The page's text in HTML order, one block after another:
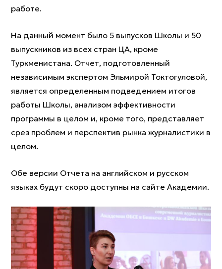
работе.
На данный момент было 5 выпусков Школы и 50
выпускников из всех стран ЦА, кроме
Туркменистана. Отчет, подготовленный
независимым экспертом Эльмирой Токтогуловой,
является определенным подведением итогов
работы Школы, анализом эффективности
программы в целом и, кроме того, представляет
срез проблем и перспектив рынка журналистики в
целом.
Обе версии Отчета на английском и русском
языках будут скоро доступны на сайте Академии.